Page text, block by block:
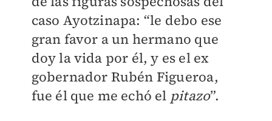
caso Ayotzinapa: “le debo ese
gran favor a un hermano que
doy la vida por él, y es el ex
gobernador Rubén Figueroa,
fue él que me echó el pitazo”.